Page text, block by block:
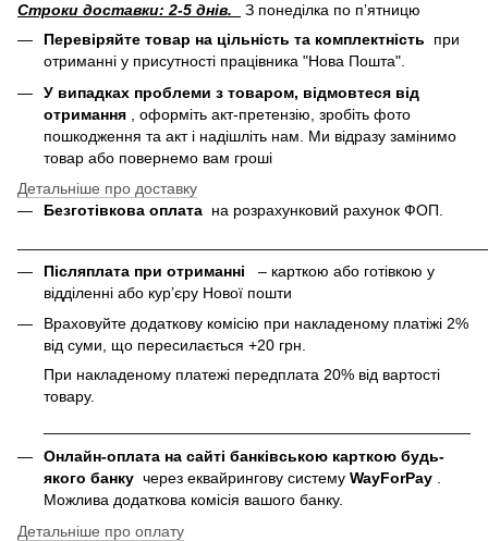
Строки доставки: 2-5 днів.
З понеділка по пʼятницю
Перевіряйте товар на цільність та комплектність при
отриманні у присутності працівника "Нова Пошта".
У випадках проблеми з товаром, відмовтеся від
отримання , оформіть акт-претензію, зробіть фото
пошкодження та акт і надішліть нам. Ми відразу замінимо
товар або повернемо вам гроші
Детальніше про доставку
Безготівкова оплата на розрахунковий рахунок ФОП.
Післяплата при отриманні
– карткою або готівкою у
відділенні або курʼєру Нової пошти
Враховуйте додаткову комісію при накладеному платіжі 2%
від суми, що пересилається +20 грн.
При накладеному платежі передплата 20% від вартості
товару.
Онлайн-оплата на сайті банківською карткою будь-
якого банку через еквайрингову систему WayForPay .
Можлива додаткова комісія вашого банку.
Детальніше про оплату